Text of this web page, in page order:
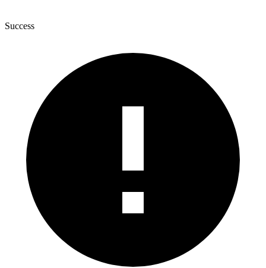
Success